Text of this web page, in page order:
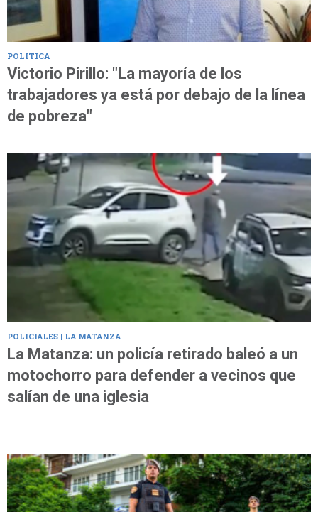
POLITICA
Victorio Pirillo: "La mayoría de los
trabajadores ya está por debajo de la línea
de pobreza"
POLICIALES | LA MATANZA
La Matanza: un policía retirado baleó a un
motochorro para defender a vecinos que
salían de una iglesia